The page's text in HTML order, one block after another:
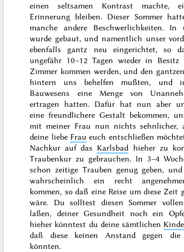
einen seltsamen Kontrast machte,
Erinnerung bleiben. Dieser Sommer
manche andere Beschwerlichkeiten. In
wurde gebaut, und namentlich unser
ebenfalls gantz neu eingerichtet, so
ungefähr 10–12 Tagen wieder in Besitz
Zimmer kommen werden, und den
hintern uns behelfen mußten, und
Bauwesens eine Menge von
ertragen hatten. Dafür hat nun aber
eine freundlichere Gestalt bekommen,
mit meiner Frau nun nichts sehnlicher,
deine liebe Frau euch entschließen
Nachkur auf das Karlsbad hieher zu
Traubenkur zu gebrauchen. In 3–4 Wo
schon zeitige Trauben genug geben,
wahrscheinlich ein recht
kommen, so daß eine Reise um diese Zeit
wäre. Du solltest diesen Sommer
laßen, deiner Gesundheit noch ein
hieher könntest du deine sämtlichen
daß diese keinen Anstand gegen die
könnten.